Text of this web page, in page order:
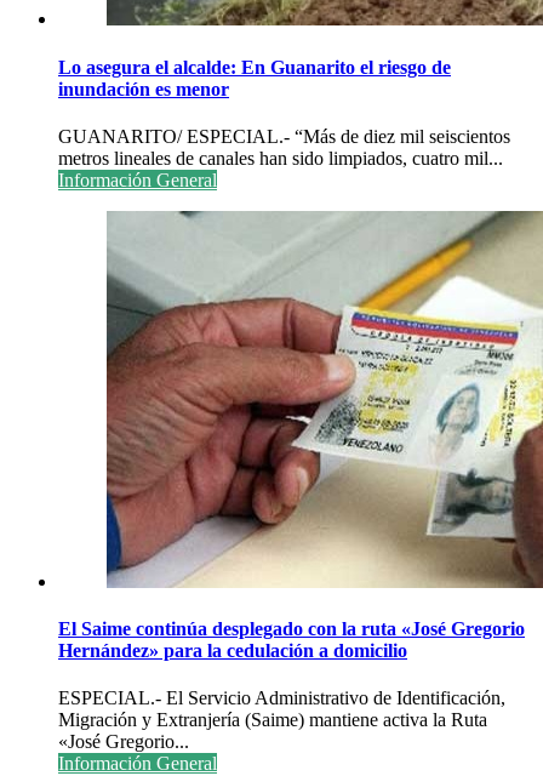
Lo asegura el alcalde: En Guanarito el riesgo de
inundación es menor
GUANARITO/ ESPECIAL.- “Más de diez mil seiscientos
metros lineales de canales han sido limpiados, cuatro mil...
Información General
El Saime continúa desplegado con la ruta «José Gregorio
Hernández» para la cedulación a domicilio
ESPECIAL.- El Servicio Administrativo de Identificación,
Migración y Extranjería (Saime) mantiene activa la Ruta
«José Gregorio...
Información General